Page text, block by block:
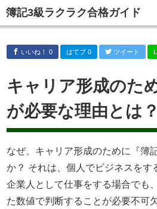
簿記3級ラクラク合格ガイド
スマホメニュータイトル１
いいね！ 0 はてブ 0 ツイート
キャリア形成のた
が必要な理由とは？
なぜ、キャリア形成のために『簿
か？ それは、個人でビジネスをす
企業人として仕事をする場合でも
た数値で判断することが必要不可